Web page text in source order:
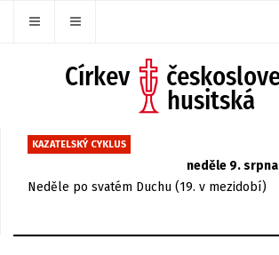
KAZATELSKÝ CYKLUS
neděle 9. srpna
Neděle po svatém Duchu (19. v mezidobí)